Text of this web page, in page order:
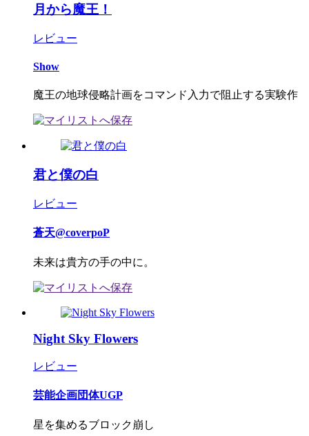
月から魔王！
レビュー
Show
魔王の地球侵略計画をコマンド入力で阻止する実験作
君と僕の白
レビュー
蒼天@coverpoP
未来は貴方の手の中に。
Night Sky Flowers
レビュー
芸能企画団体UGP
星を集めるブロック崩し